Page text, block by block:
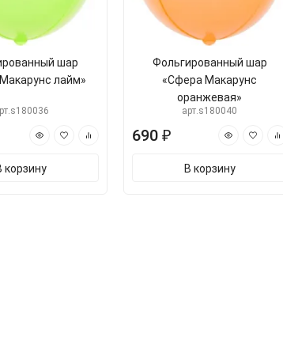
шар
лайм»
корзину
Фольгированный шар
«Сфера Макарунс
оранжевая»
арт.s180040
690 ₽
В корзину